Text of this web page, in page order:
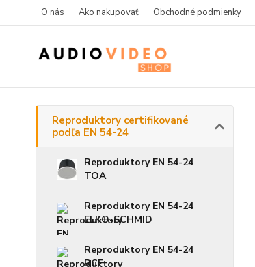
O nás Ako nakupovať Obchodné podmienky
Reproduktory certifikované
podľa EN 54-24
Reproduktory EN 54-24
TOA
Reproduktory EN 54-24
ELKO-SCHMID
Reproduktory EN 54-24
RCF